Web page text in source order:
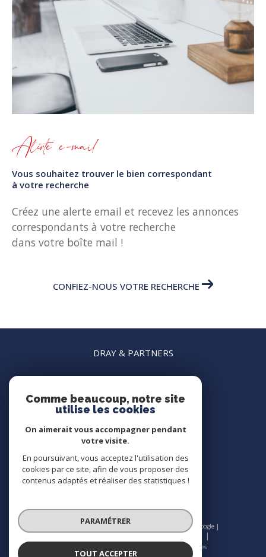
Alerte e-mail
Vous souhaitez trouver le bien correspondant
à votre recherche
Créez une alerte email et recevez les annonces
correspondants à votre recherche
dans votre boîte mail !
CONFIEZ-NOUS VOTRE RECHERCHE
DRAY & PARTNERS
04 22 45 15 15
agence.nice@dray-partners.com
63 rue France
Nous suivre sur
© 2026 | Tous droits réservés | Traduction powered by Google |
Cookies
Comme beaucoup, notre site
utilise les cookies
On aimerait vous accompagner pendant
votre visite.
En poursuivant, vous acceptez l'utilisation des
cookies par ce site, afin de vous proposer des
contenus adaptés et réaliser des statistiques !
PARAMÉTRER
TOUT ACCEPTER